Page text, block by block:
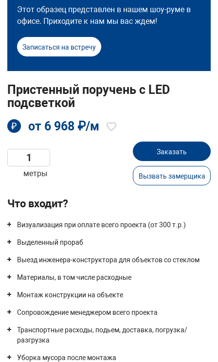
Этот образец представлен в нашем шоу-руме в
офисе. Приходите к нам мы вас ждем!
Записаться на встречу
Пристенный поручень с LED
подсветкой
₽ от 6 968 ₽/м
метры
Заказать
Вызвать замерщика
Что входит?
Визуализация при оплате всего проекта (от 300 т.р.)
Выделенный прораб
Выезд инженера-конструктора для объектов со стеклом
Материалы, в том числе расходные
Монтаж конструкции на объекте
Сопровождение менеджером всего проекта
Транспортные расходы, подьем, доставка, погрузка/
разгрузка
Уборка мусора после монтажа